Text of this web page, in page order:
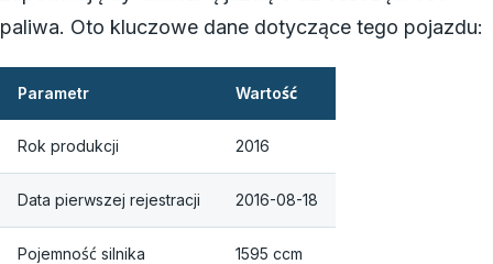
paliwa. Oto kluczowe dane dotyczące tego pojazdu:
Parametr Wartość
Rok produkcji 2016
Data pierwszej rejestracji 2016-08-18
Pojemność silnika 1595 ccm